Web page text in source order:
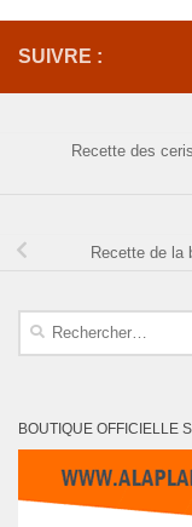
SUIVRE :
Recette des
Recette de la
Rechercher :
BOUTIQUE OFFICIELLE